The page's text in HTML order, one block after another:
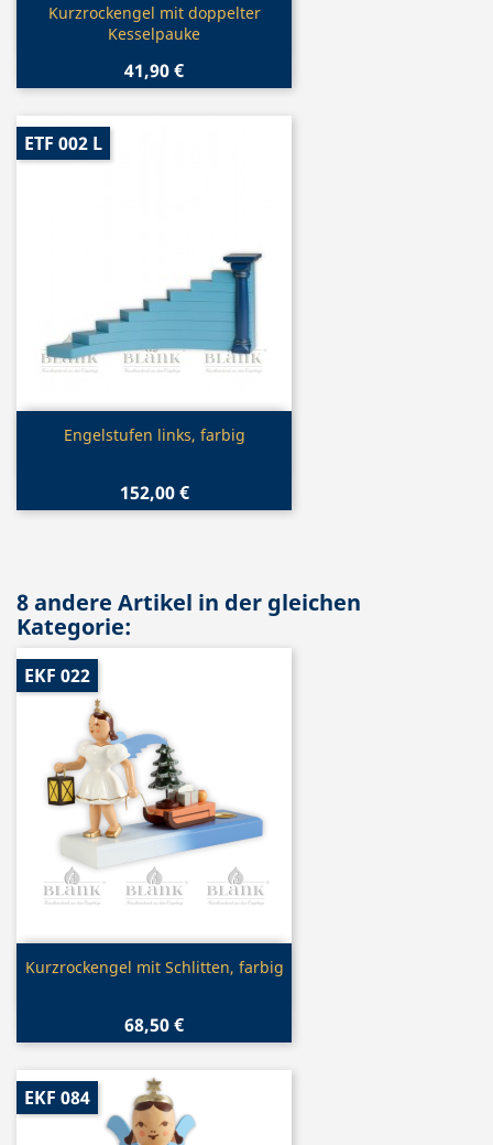
Vorschau
Kurzrockengel mit doppelter
Kesselpauke
41,90 €
Vorschau
Engelstufen links, farbig
152,00 €
ETF 002 L
8 andere Artikel in der gleichen
Kategorie:
Vorschau
Kurzrockengel mit Schlitten, farbig
68,50 €
EKF 022
EKF 084